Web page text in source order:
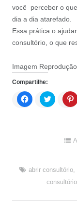
você perceber o
dia a dia atarefado.
Essa prática o
consultório, o que
Imagem Reprodução
Compartilhe:
Clique
para
compartilhar
Clique
para
janela)
abrir consultório ,
consultório,